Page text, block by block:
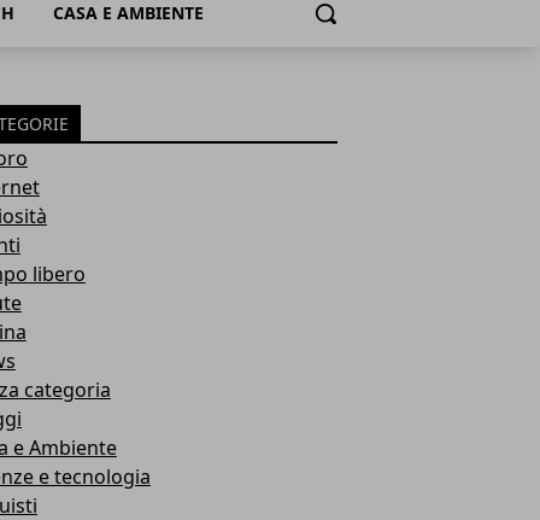
CASA E AMBIENTE Cerca
libero
categoria
e Ambiente
e tecnologia